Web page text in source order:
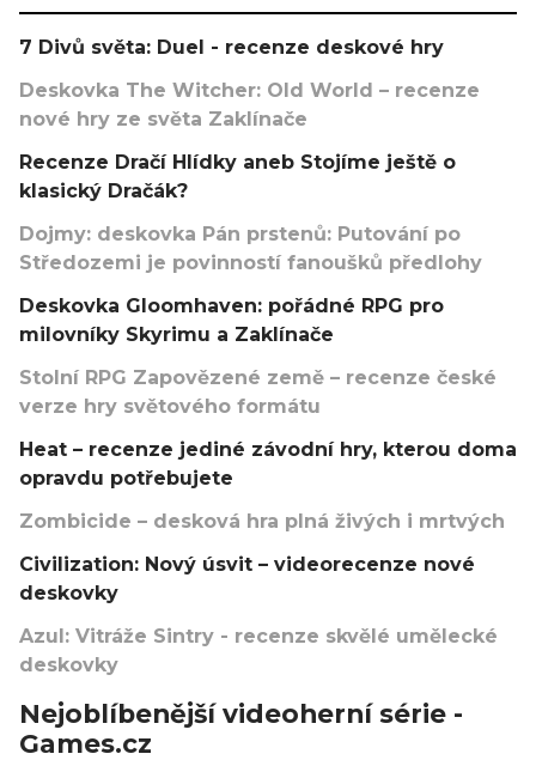
7 Divů světa: Duel - recenze deskové hry
Deskovka The Witcher: Old World – recenze
nové hry ze světa Zaklínače
Recenze Dračí Hlídky aneb Stojíme ještě o
klasický Dračák?
Dojmy: deskovka Pán prstenů: Putování po
Středozemi je povinností fanoušků předlohy
Deskovka Gloomhaven: pořádné RPG pro
milovníky Skyrimu a Zaklínače
Stolní RPG Zapovězené země – recenze české
verze hry světového formátu
Heat – recenze jediné závodní hry, kterou doma
opravdu potřebujete
Zombicide – desková hra plná živých i mrtvých
Civilization: Nový úsvit – videorecenze nové
deskovky
Azul: Vitráže Sintry - recenze skvělé umělecké
deskovky
Nejoblíbenější videoherní série -
Games.cz